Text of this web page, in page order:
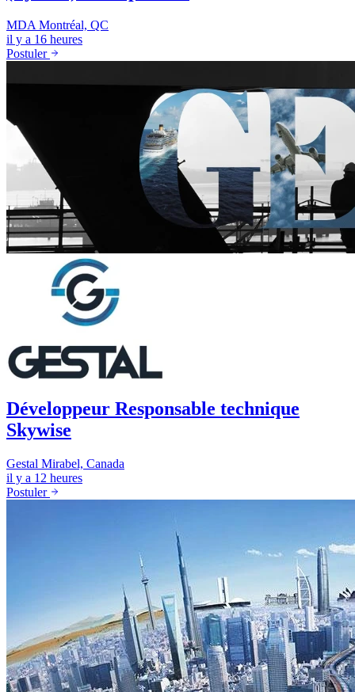
MDA Montréal, QC
il y a 16 heures
Postuler
Développeur Responsable technique
Skywise
Gestal Mirabel, Canada
il y a 12 heures
Postuler